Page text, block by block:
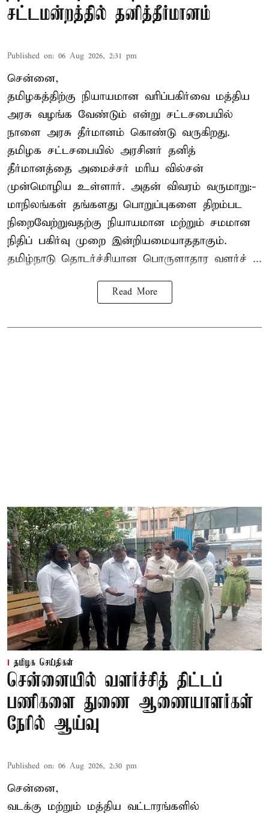
சட்டமன்றத்தில் தனித்தீர்மானம்
Published on: 06 Aug 2026, 2:31 pm
சென்னை,
தமிழகத்திற்கு நியாயமான வரிப்பகிர்வை மத்திய
அரசு வழங்க வேண்டும் என்று சட்டசபையில்
நாளை அரசு தீர்மானம் கொண்டு வருகிறது.
தமிழக சட்டசபையில் அரசினர் தனித்
தீர்மானத்தை அமைச்சர் மரிய வில்சன்
முன்மொழிய உள்ளார். அதன் விவரம் வருமாறு:-
மாநிலங்கள் தங்களது பொறுப்புகளை திறம்பட
நிறைவேற்றுவதற்கு நியாயமான மற்றும் சமமான
நிதிப் பகிர்வு முறை இன்றியமையாததாகும்.
தமிழ்நாடு தொடர்ச்சியான பொருளாதார வளர்ச் ...
Read More
தமிழக செய்திகள்
சென்னையில் வளர்ச்சித் திட்டப்
பணிகளை துணை ஆணையாளர்கள்
நேரில் ஆய்வு
Published on: 06 Aug 2026, 2:30 pm
சென்னை,
வடக்கு மற்றும் மத்திய வட்டாரங்களில்